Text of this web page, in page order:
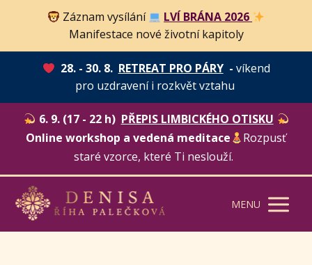
Záznam vysílání
LVÍ BRÁNA 2026
Manifestace nové životní kapitoly
28. - 30. 8. RETREAT PRO PÁRY- víkend
pro uzdravení i rozkvět vztahu
6. 9. (17 - 22 h) PŘEPIS LIMBICKÉHO OTISKU
Online workshop a vedená meditace
Rozpusť
staré vzorce, které Ti neslouží.
MENU